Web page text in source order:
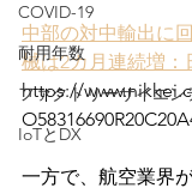
COVID-19
耐用年数
ファクトリーサイエン
IoTとDX
中部の対中輸出に
械は2カ月連続増：
https://
一方で、航空業界